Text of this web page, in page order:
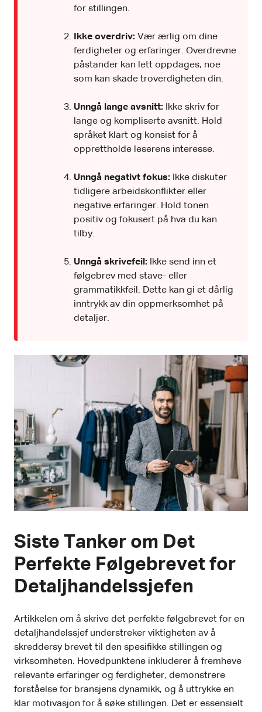
for stillingen.
Ikke overdriv: Vær ærlig om dine
ferdigheter og erfaringer. Overdrevne
påstander kan lett oppdages, noe
som kan skade troverdigheten din.
Unngå lange avsnitt: Ikke skriv for
lange og kompliserte avsnitt. Hold
språket klart og konsist for å
opprettholde leserens interesse.
Unngå negativt fokus: Ikke diskuter
tidligere arbeidskonflikter eller
negative erfaringer. Hold tonen
positiv og fokusert på hva du kan
tilby.
Unngå skrivefeil: Ikke send inn et
følgebrev med stave- eller
grammatikkfeil. Dette kan gi et dårlig
inntrykk av din oppmerksomhet på
detaljer.
Siste Tanker om Det
Perfekte Følgebrevet for
Detaljhandelssjefen
Artikkelen om å skrive det perfekte følgebrevet for en
detaljhandelssjef understreker viktigheten av å
skreddersy brevet til den spesifikke stillingen og
virksomheten. Hovedpunktene inkluderer å fremheve
relevante erfaringer og ferdigheter, demonstrere
forståelse for bransjens dynamikk, og å uttrykke en
klar motivasjon for å søke stillingen. Det er essensielt